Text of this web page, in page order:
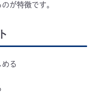
が特徴です。
める